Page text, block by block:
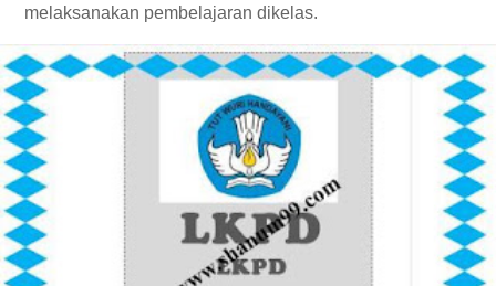
melaksanakan pembelajaran dikelas.